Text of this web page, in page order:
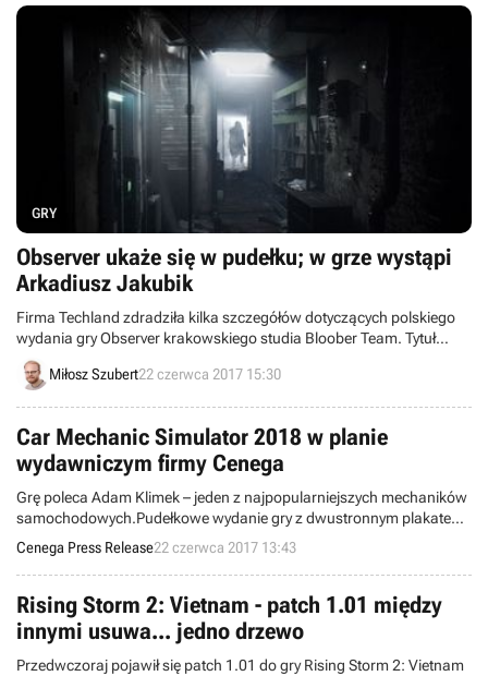
GRY
Observer ukaże się w pudełku; w grze wystąpi
Arkadiusz Jakubik
Firma Techland zdradziła kilka szczegółów dotyczących polskiego
wydania gry Observer krakowskiego studia Bloober Team. Tytuł
ukaże się latem tego roku, zarówno w wersji elektronicznej, jak i
pudełkowej na PC. Ponadto w sesjach motion capture wystąpił
Miłosz Szubert22 czerwca 2017 15:30
Car Mechanic Simulator 2018 w planie
wydawniczym firmy Cenega
Grę poleca Adam Klimek – jeden z najpopularniejszych mechaników
samochodowych.Pudełkowe wydanie gry z dwustronnym plakatem
oraz DLC o wartości 20 zł z licencjonowanymi pojazdami marki
Mazda. Dodatkowo Edycja specjalna z kamizelką odblaskową do
samochodu.
Cenega Press Release22 czerwca 2017 13:43
Rising Storm 2: Vietnam - patch 1.01 między
innymi usuwa... jedno drzewo
Przedwczoraj pojawił się patch 1.01 do gry Rising Storm 2: Vietnam